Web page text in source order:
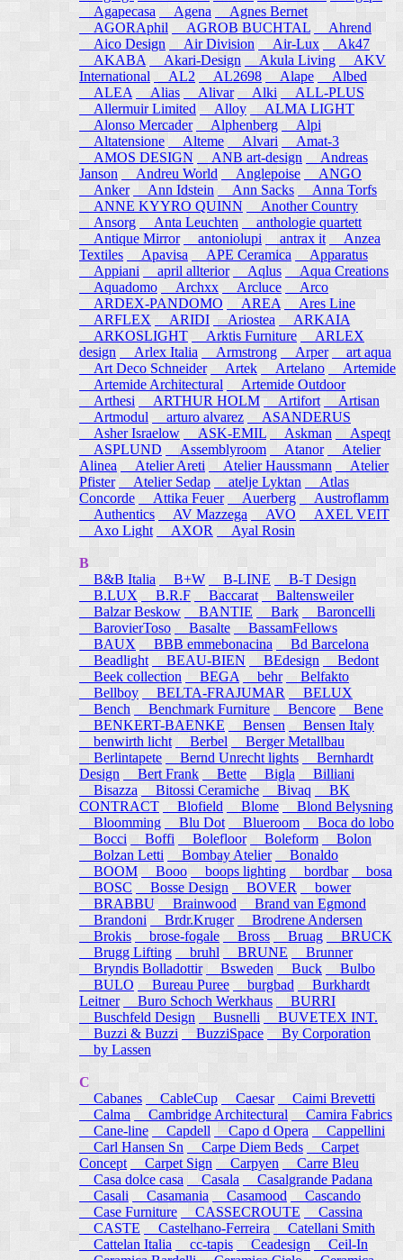
Agapecasa
Agena
Agnes Bernet
AGORAphil
AGROB BUCHTAL
Ahrend
Aico Design
Air Division Air-Lux
Ak47
AKABA
Akari-Design Akula Living
AKV
International
AL2 AL2698 Alape
Albed
ALEA
Alias Alivar Alki
ALL-PLUS
Allermuir Limited
Alloy
ALMA LIGHT
Alonso Mercader
Alphenberg
Alpi
Altatensione
Alteme Alvari
Amat-3
AMOS DESIGN
ANB art-design
Andreas
Janson
Andreu World Anglepoise
ANGO
Anker
Ann Idstein Ann Sacks
Anna Torfs
ANNE KYYRO QUINN
Another Country
Ansorg
Anta Leuchten
anthologie quartett
Antique Mirror
antoniolupi antrax it
Anzea
Textiles
Apavisa APE Ceramica
Apparatus
Appiani
april allterior Aqlus Aqua Creations
Aquadomo
Archxx Arcluce
Arco
ARDEX-PANDOMO
AREA
Ares Line
ARFLEX
ARIDI Ariostea
ARKAIA
ARKOSLIGHT
Arktis Furniture
ARLEX
design
Arlex Italia Armstrong Arper
art aqua
Art Deco Schneider
Artek Artelano
Artemide
Artemide Architectural
Artemide Outdoor
Arthesi
ARTHUR HOLM Artifort
Artisan
Artmodul
arturo alvarez
ASANDERUS
Asher Israelow
ASK-EMIL Askman
Aspeqt
ASPLUND
Assemblyroom Atanor
Atelier
Alinea
Atelier Areti Atelier Haussmann
Atelier
Pfister
Atelier Sedap atelje Lyktan
Atlas
Concorde
Attika Feuer Auerberg
Austroflamm
Authentics
AV Mazzega AVO
AXEL VEIT
Axo Light
AXOR Ayal Rosin
B
B&B Italia
B+W B-LINE
B-T Design
B.LUX
B.R.F Baccarat
Baltensweiler
Balzar Beskow
BANTIE Bark
Baroncelli
BarovierToso
Basalte
BassamFellows
BAUX
BBB emmebonacina
Bd Barcelona
Beadlight
BEAU-BIEN BEdesign
Bedont
Beek collection
BEGA behr
Belfakto
Bellboy
BELTA-FRAJUMAR
BELUX
Bench
Benchmark Furniture Bencore
Bene
BENKERT-BAENKE
Bensen
Bensen Italy
benwirth licht
Berbel
Berger Metallbau
Berlintapete
Bernd Unrecht lights
Bernhardt
Design
Bert Frank Bette Bigla
Billiani
Bisazza
Bitossi Ceramiche Bivaq
BK
CONTRACT
Blofield Blome Blond Belysning
Bloomming
Blu Dot Blueroom
Boca do lobo
Bocci
Boffi Bolefloor Boleform
Bolon
Bolzan Letti
Bombay Atelier
Bonaldo
BOOM
Booo boops lighting bordbar
bosa
BOSC
Bosse Design BOVER
bower
BRABBU
Brainwood
Brand van Egmond
Brandoni
Brdr.Kruger
Brodrene Andersen
Brokis
brose-fogale Bross Bruag
BRUCK
Brugg Lifting
bruhl BRUNE
Brunner
Bryndis Bolladottir
Bsweden Buck
Bulbo
BULO
Bureau Puree burgbad
Burkhardt
Leitner
Buro Schoch Werkhaus
BURRI
Buschfeld Design
Busnelli
BUVETEX INT.
Buzzi & Buzzi
BuzziSpace By Corporation
by Lassen
C
Cabanes
CableCup Caesar
Caimi Brevetti
Calma
Cambridge Architectural
Camira Fabrics
Cane-line
Capdell Capo d Opera
Cappellini
Carl Hansen Sn
Carpe Diem Beds
Carpet
Concept
Carpet Sign Carpyen
Carre Bleu
Casa dolce casa
Casala
Casalgrande Padana
Casali
Casamania Casamood
Cascando
Case Furniture
CASSECROUTE
Cassina
CASTE
Castelhano-Ferreira
Catellani Smith
Cattelan Italia
cc-tapis Ceadesign
Ceil-In